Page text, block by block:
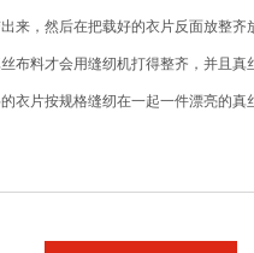
来，然后在把载好的衣片反面放整
布料才会用缝纫机打得整齐，并且
片按规格缝纫在一起一件漂亮的真